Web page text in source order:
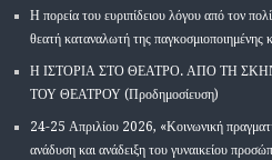
Η πορεία του ευριπίδειου λόγου από τον
θεατή καταναλωτή της παγκοσμιοποιημένης
Η ΙΣΤΟΡΙΑ ΣΤΟ ΘΕΑΤΡΟ. ΑΠΟ ΤΗ
ΤΟΥ ΘΕΑΤΡΟΥ (Προδημοσίευση)
24-25 Απριλίου 2026, «Κοινωνική
ανάδυση και ανάδειξη του γυναικείου